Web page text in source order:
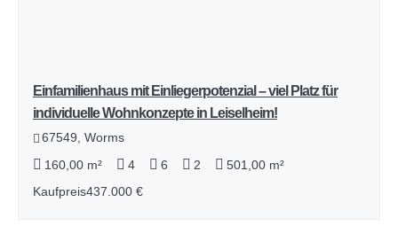
Einfamilienhaus mit Einliegerpotenzial – viel Platz für
individuelle Wohnkonzepte in Leiselheim!
67549, Worms
160,00 m²
4 6 2
501,00 m²
Kaufpreis437.000 €